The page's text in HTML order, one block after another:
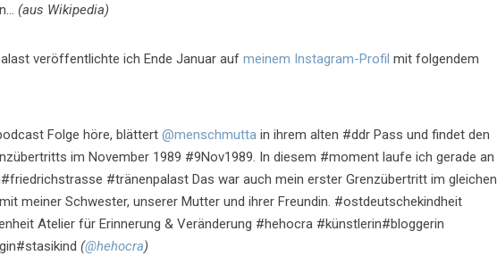
(aus Wikipedia)
veröffentlichte ich Ende Januar aufmeinem Instagram-Profil mit folgendem
Folge höre, blättert@menschmutta in ihrem alten #ddr Pass und findet den
im November 1989 #9Nov1989. In diesem #moment laufe ich gerade an
#tränenpalast Das war auch mein erster Grenzübertritt im gleichen
meiner Schwester, unserer Mutter und ihrer Freundin. #ostdeutschekindheit
Atelier für Erinnerung & Veränderung #hehocra #künstlerin#bloggerin
(@hehocra)